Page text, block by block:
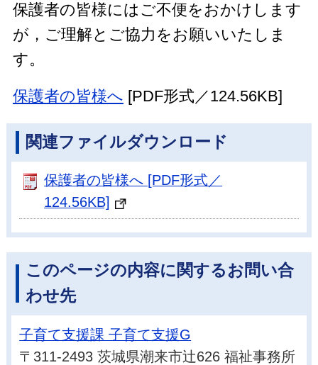
保護者の皆様にはご不便をおかけします
が，ご理解とご協力をお願いいたしま
す。
保護者の皆様へ [PDF形式／124.56KB]
関連ファイルダウンロード
保護者の皆様へ [PDF形式／
124.56KB]
このページの内容に関するお問い合
わせ先
子育て支援課 子育て支援G
〒311-2493 茨城県潮来市辻626 福祉事務所